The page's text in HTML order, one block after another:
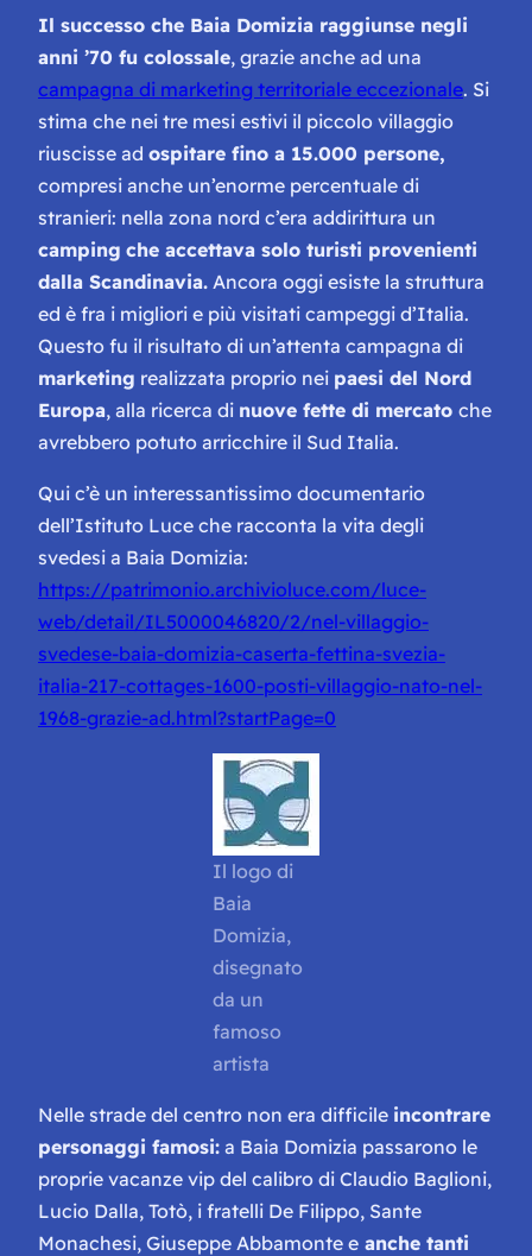
Il successo che Baia Domizia raggiunse negli
anni ’70 fu colossale, grazie anche ad una
campagna di marketing territoriale eccezionale. Si
stima che nei tre mesi estivi il piccolo villaggio
riuscisse ad ospitare fino a 15.000 persone,
compresi anche un’enorme percentuale di
stranieri: nella zona nord c’era addirittura un
camping che accettava solo turisti provenienti
dalla Scandinavia. Ancora oggi esiste la struttura
ed è fra i migliori e più visitati campeggi d’Italia.
Questo fu il risultato di un’attenta campagna di
marketing realizzata proprio nei paesi del Nord
Europa, alla ricerca di nuove fette di mercato che
avrebbero potuto arricchire il Sud Italia.
Qui c’è un interessantissimo documentario
dell’Istituto Luce che racconta la vita degli
svedesi a Baia Domizia:
https://patrimonio.archivioluce.com/luce-
web/detail/IL5000046820/2/nel-villaggio-
svedese-baia-domizia-caserta-fettina-svezia-
italia-217-cottages-1600-posti-villaggio-nato-nel-
1968-grazie-ad.html?startPage=0
Il logo di
Baia
Domizia,
disegnato
da un
famoso
artista
Nelle strade del centro non era difficile incontrare
personaggi famosi: a Baia Domizia passarono le
proprie vacanze vip del calibro di Claudio Baglioni,
Lucio Dalla, Totò, i fratelli De Filippo, Sante
Monachesi, Giuseppe Abbamonte e anche tanti